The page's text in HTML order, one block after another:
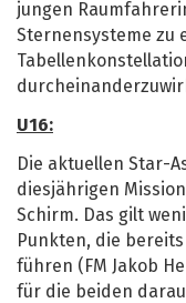
jungen
Sternensysteme zu
U16:
Die aktuellen Star-
diesjährigen
Schirm. Das gilt
Punkten, die
führen (FM Jakob
für die beiden